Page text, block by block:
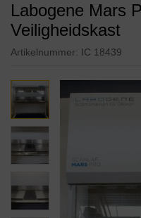
Labogene Mars
Veiligheidskast
Artikelnummer: IC 18439